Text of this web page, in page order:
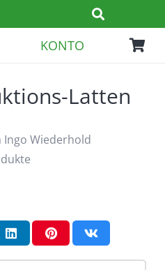
KONTO
Latten
Ingo Wiederhold